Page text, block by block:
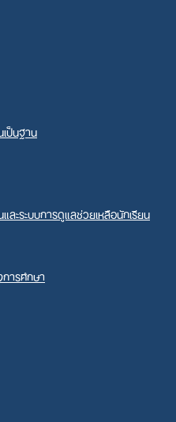
ป็นฐาน
ะระบบการดูแลช่วยเหลือนักเรียน
ารศึกษา